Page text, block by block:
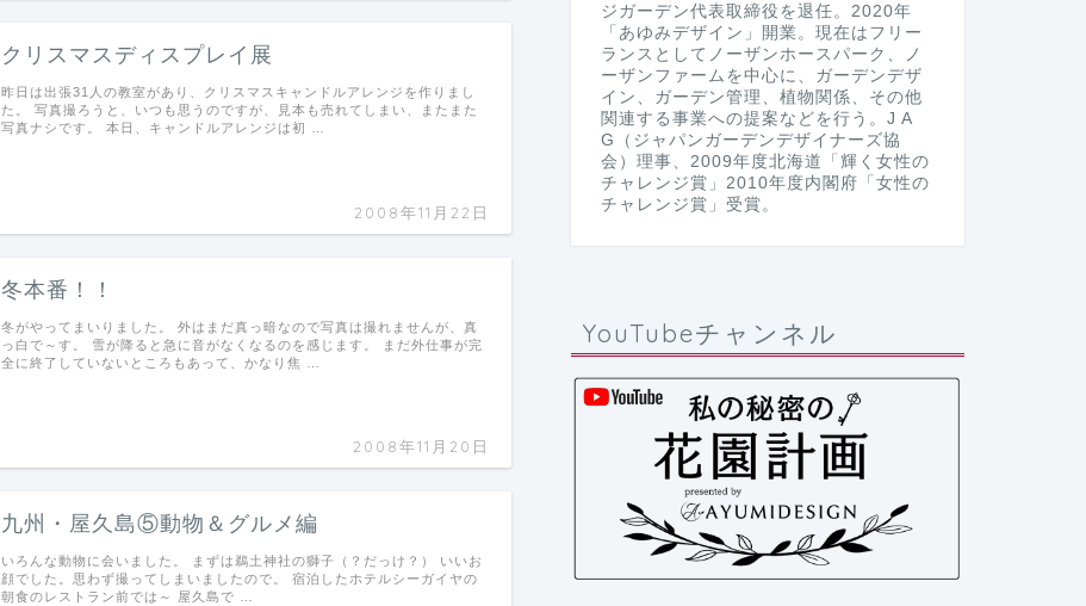
クリスマスディスプレイ展
2008年11月22日
昨日は出張31人の教室があり、クリスマスキャンドルアレンジを作りまし
た。 写真撮ろうと、いつも思うのですが、見本も売れてしまい、またまた
写真ナシです。 本日、キャンドルアレンジは初 …
冬本番！！
2008年11月20日
冬がやってまいりました。 外はまだ真っ暗なので写真は撮れませんが、真
っ白で～す。 雪が降ると急に音がなくなるのを感じます。 まだ外仕事が完
全に終了していないところもあって、かなり焦 …
九州・屋久島⑤動物＆グルメ編
いろんな動物に会いました。 まずは鵜土神社の獅子（？だっけ？） いいお
顔でした。思わず撮ってしまいましたので。 宿泊したホテルシーガイヤの
朝食のレストラン前では～ 屋久島で …
ジガーデン代表取締役を退任。2020年
「あゆみデザイン」開業。現在はフリー
ランスとしてノーザンホースパーク、ノ
ーザンファームを中心に、ガーデンデザ
イン、ガーデン管理、植物関係、その他
関連する事業への提案などを行う。J A
G（ジャパンガーデンデザイナーズ協
会）理事、2009年度北海道「輝く女性の
チャレンジ賞」2010年度内閣府「女性の
チャレンジ賞」受賞。
YouTubeチャンネル